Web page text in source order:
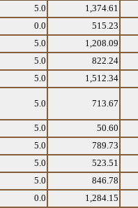
5.0 1,374.61
0.0 515.23
5.0 1,208.09
5.0 822.24
5.0 1,512.34
5.0 713.67
5.0 50.60
5.0 789.73
5.0 523.51
5.0 846.78
0.0 1,284.15